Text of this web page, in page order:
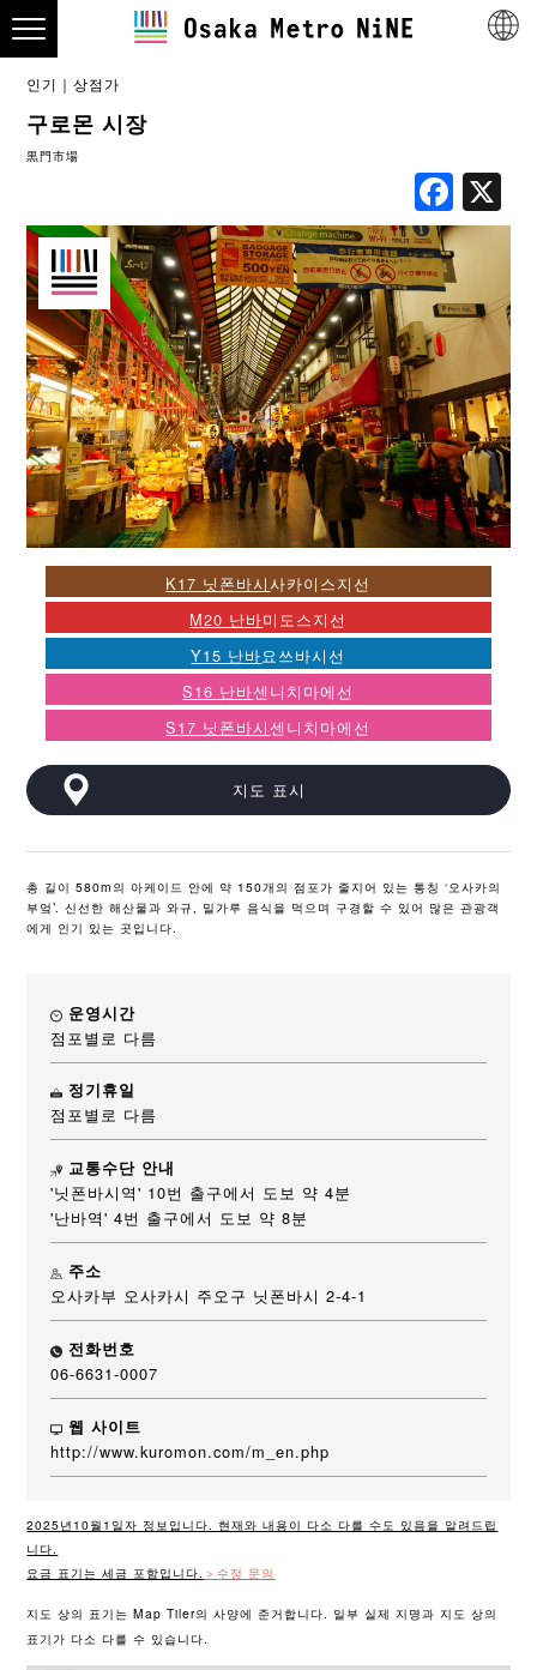
인기 상점가
구로몬 시장
黒門市場
K17 닛폰바시사카이스지선
M20 난바미도스지선
Y15 난바요쓰바시선
S16 난바센니치마에선
S17 닛폰바시센니치마에선
지도 표시
총 길이 580m의 아케이드 안에 약 150개의 점포가 줄지어 있는 통칭 ‘오사카의
부엌’. 신선한 해산물과 와규, 밀가루 음식을 먹으며 구경할 수 있어 많은 관광객
에게 인기 있는 곳입니다.
운영시간
점포별로 다름
정기휴일
점포별로 다름
교통수단 안내
'닛폰바시역' 10번 출구에서 도보 약 4분
'난바역' 4번 출구에서 도보 약 8분
주소
오사카부 오사카시 주오구 닛폰바시 2-4-1
전화번호
06-6631-0007
웹 사이트
http://www.kuromon.com/m_en.php
2025년10월1일자 정보입니다. 현재와 내용이 다소 다를 수도 있음을 알려드립
니다.
요금 표기는 세금 포함입니다. ＞수정 문의
지도 상의 표기는 Map Tiler의 사양에 준거합니다. 일부 실제 지명과 지도 상의
표기가 다소 다를 수 있습니다.